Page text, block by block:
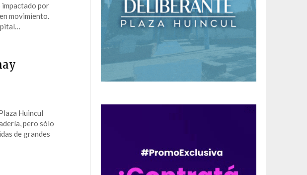
impactado por
movimiento.
Huincul
pero sólo
de grandes